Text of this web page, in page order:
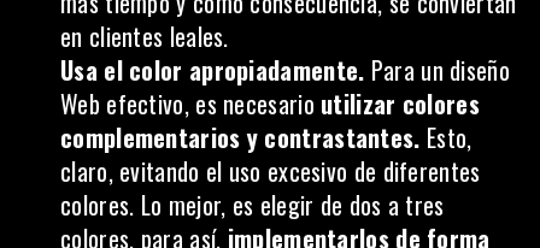
en clientes leales.
Usa el color apropiadamente. Para un diseño
Web efectivo, es necesario utilizar colores
complementarios y contrastantes. Esto,
claro, evitando el uso excesivo de diferentes
colores. Lo mejor, es elegir de dos a tres
colores, para así, implementarlos de forma